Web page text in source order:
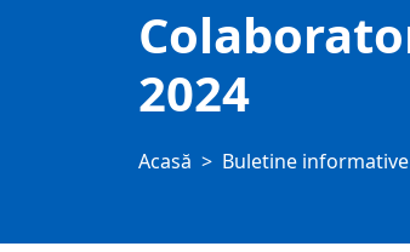
2024
Acasă Buletine informative